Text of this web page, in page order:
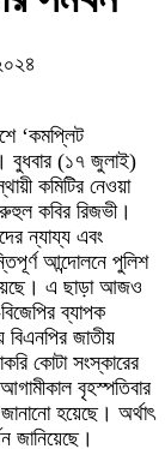
‘কমপ্লিট
বুধবার (১৭ জুলাই)
কমিটির নেওয়া
রুহুল কবির রিজভী।
ন্যায্য এবং
আন্দোলনে পুলিশ
এ ছাড়া আজও
ব্যাপক
জাতীয়
কোটা সংস্কারের
বৃহস্পতিবার
হয়েছে। অর্থাৎ
জানিয়েছে।